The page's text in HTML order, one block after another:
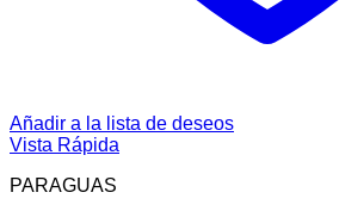
Añadir a la lista de deseos
Vista Rápida
PARAGUAS